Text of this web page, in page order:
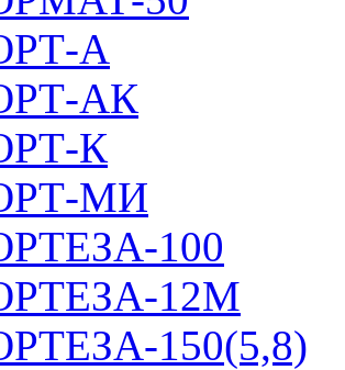
А
АК
К
МИ
100
12М
150(5,8)